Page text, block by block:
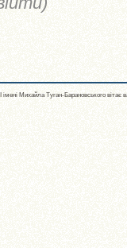
Михайла Туган-Барановського вітає